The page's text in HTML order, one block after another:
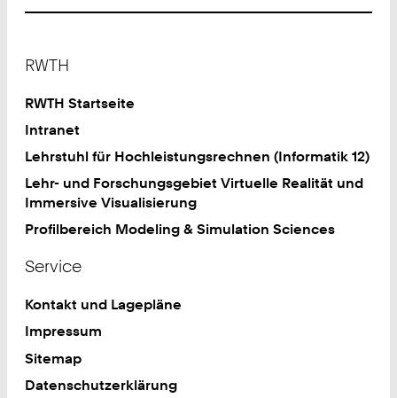
RWTH
RWTH Startseite
Intranet
Lehrstuhl für Hochleistungsrechnen (Informatik 12)
Lehr- und Forschungsgebiet Virtuelle Realität und
Immersive Visualisierung
Profilbereich Modeling & Simulation Sciences
Service
Kontakt und Lagepläne
Impressum
Sitemap
Datenschutzerklärung